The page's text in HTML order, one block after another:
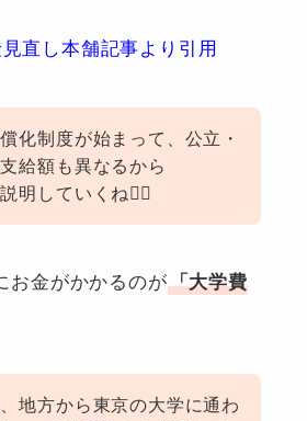
直し本舗記事より引用
化制度が始まって、公立・
給額も異なるから
明していくね🙋‍♀️
お金がかかるのが「大学費
地方から東京の大学に通わ